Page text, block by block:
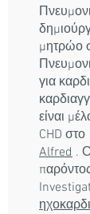
μητρώο
για
είναι
CHD στο
Alfred .